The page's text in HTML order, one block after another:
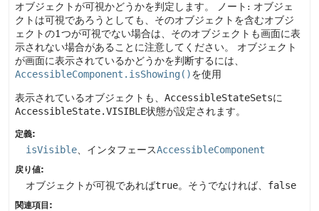
オブジェクトが可視かどうかを判定します。
ノート: オブジェ
クトは可視であろうとしても、そのオブジェクトを含むオブジ
ェクトの1つが可視でない場合は、そのオブジェクトも画面に表
示されない場合があることに注意してください。
オブジェクト
が画面に表示されているかどうかを判断するには、
AccessibleComponent.isShowing()を使用
表示されているオブジェクトも、 AccessibleStateSetsに
AccessibleState.VISIBLE状態が設定されます。
定義:
isVisible 、インタフェースAccessibleComponent
戻り値:
オブジェクトが可視であればtrue。そうでなければ、 false
関連項目: